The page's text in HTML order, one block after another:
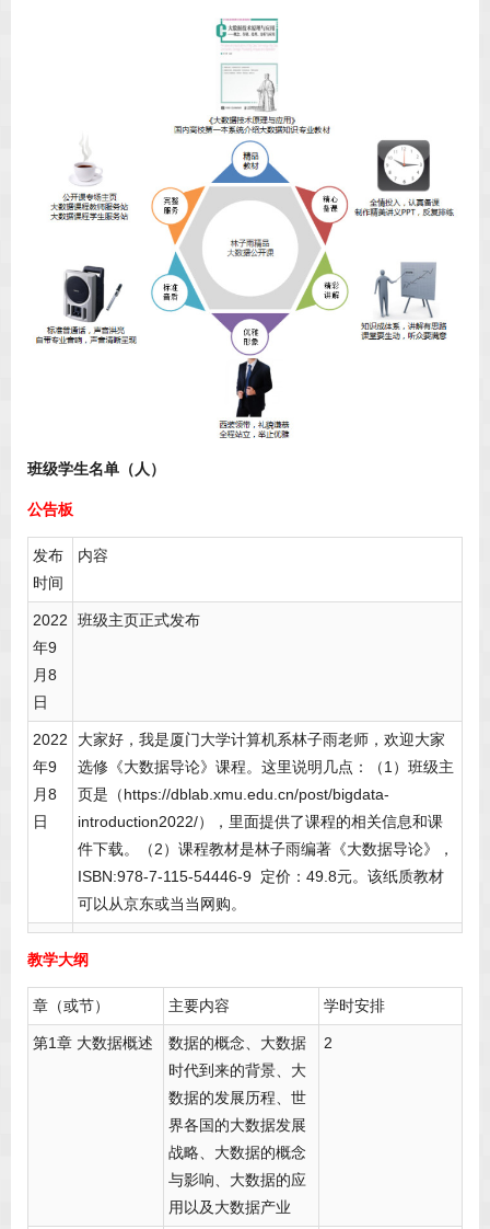
班级学生名单（人）
公告板
发布
时间
内容
2022
年9
月8
日
班级主页正式发布
2022
年9
月8
日
大家好，我是厦门大学计算机系林子雨老师，欢迎大家
选修《大数据导论》课程。这里说明几点：（1）班级主
页是（https://dblab.xmu.edu.cn/post/bigdata-
introduction2022/），里面提供了课程的相关信息和课
件下载。（2）课程教材是林子雨编著《大数据导论》，
ISBN:978-7-115-54446-9 定价：49.8元。该纸质教材
可以从京东或当当网购。
教学大纲
章（或节） 主要内容 学时安排
第1章 大数据概述
数据的概念、大数据
时代到来的背景、大
数据的发展历程、世
界各国的大数据发展
战略、大数据的概念
与影响、大数据的应
用以及大数据产业
2